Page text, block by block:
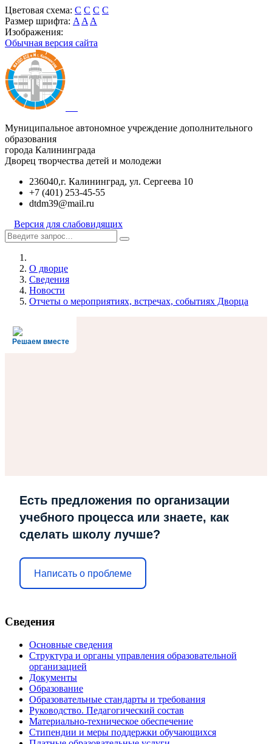
Цветовая схема: C C C C
Размер шрифта: A A A
Изображения:
Обычная версия сайта
Муниципальное автономное учреждение дополнительного
образования
города Калининграда
Дворец творчества детей и молодежи
236040,г. Калининград, ул. Сергеева 10
+7 (401) 253-45-55
dtdm39@mail.ru
Версия для слабовидящих
О дворце
Сведения
Новости
Отчеты о мероприятиях, встречах, событиях Дворца
Решаем вместе
Есть предложения по организации
учебного процесса или знаете, как
сделать школу лучше?
Написать о проблеме
Сведения
Основные сведения
Структура и органы управления образовательной
организацией
Документы
Образование
Образовательные стандарты и требования
Руководство. Педагогический состав
Материально-техническое обеспечение
Стипендии и меры поддержки обучающихся